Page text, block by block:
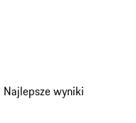
Najlepsze wyniki